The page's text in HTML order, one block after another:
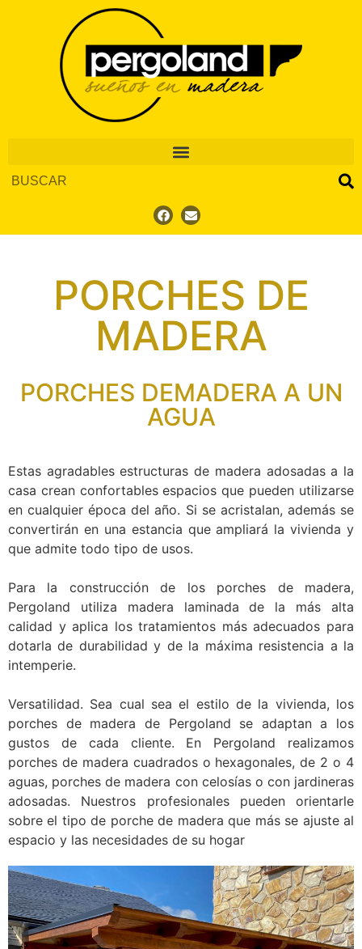
PORCHES DE
MADERA
PORCHES DEMADERA A UN
AGUA
Estas agradables estructuras de madera adosadas a la
casa crean confortables espacios que pueden utilizarse
en cualquier época del año. Si se acristalan, además se
convertirán en una estancia que ampliará la vivienda y
que admite todo tipo de usos.
Para la construcción de los porches de madera,
Pergoland utiliza madera laminada de la más alta
calidad y aplica los tratamientos más adecuados para
dotarla de durabilidad y de la máxima resistencia a la
intemperie.
Versatilidad. Sea cual sea el estilo de la vivienda, los
porches de madera de Pergoland se adaptan a los
gustos de cada cliente. En Pergoland realizamos
porches de madera cuadrados o hexagonales, de 2 o 4
aguas, porches de madera con celosías o con jardineras
adosadas. Nuestros profesionales pueden orientarle
sobre el tipo de porche de madera que más se ajuste al
espacio y las necesidades de su hogar